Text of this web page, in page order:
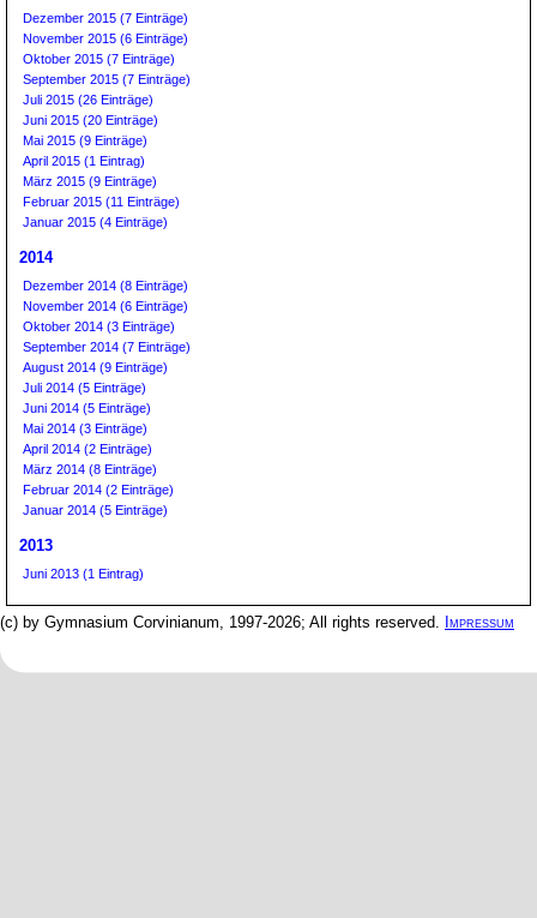
Dezember 2015 (7 Einträge)
November 2015 (6 Einträge)
Oktober 2015 (7 Einträge)
September 2015 (7 Einträge)
Juli 2015 (26 Einträge)
Juni 2015 (20 Einträge)
Mai 2015 (9 Einträge)
April 2015 (1 Eintrag)
März 2015 (9 Einträge)
Februar 2015 (11 Einträge)
Januar 2015 (4 Einträge)
2014
Dezember 2014 (8 Einträge)
November 2014 (6 Einträge)
Oktober 2014 (3 Einträge)
September 2014 (7 Einträge)
August 2014 (9 Einträge)
Juli 2014 (5 Einträge)
Juni 2014 (5 Einträge)
Mai 2014 (3 Einträge)
April 2014 (2 Einträge)
März 2014 (8 Einträge)
Februar 2014 (2 Einträge)
Januar 2014 (5 Einträge)
2013
Juni 2013 (1 Eintrag)
(c) by Gymnasium Corvinianum, 1997-2026; All rights reserved. Impressum